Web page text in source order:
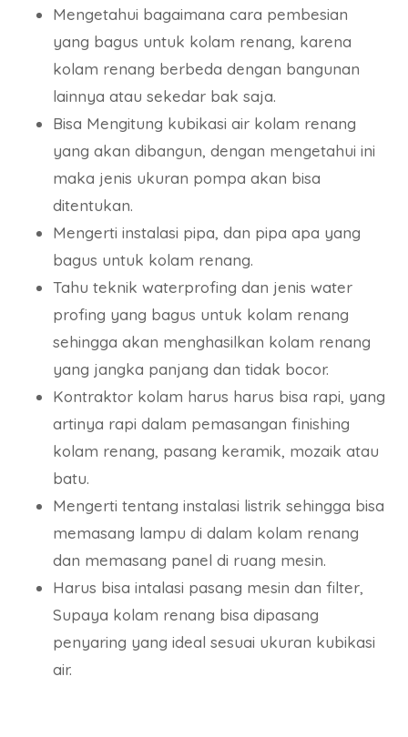
Mengetahui bagaimana cara pembesian
yang bagus untuk kolam renang, karena
kolam renang berbeda dengan bangunan
lainnya atau sekedar bak saja.
Bisa Mengitung kubikasi air kolam renang
yang akan dibangun, dengan mengetahui ini
maka jenis ukuran pompa akan bisa
ditentukan.
Mengerti instalasi pipa, dan pipa apa yang
bagus untuk kolam renang.
Tahu teknik waterprofing dan jenis water
profing yang bagus untuk kolam renang
sehingga akan menghasilkan kolam renang
yang jangka panjang dan tidak bocor.
Kontraktor kolam harus harus bisa rapi, yang
artinya rapi dalam pemasangan finishing
kolam renang, pasang keramik, mozaik atau
batu.
Mengerti tentang instalasi listrik sehingga bisa
memasang lampu di dalam kolam renang
dan memasang panel di ruang mesin.
Harus bisa intalasi pasang mesin dan filter,
Supaya kolam renang bisa dipasang
penyaring yang ideal sesuai ukuran kubikasi
air.